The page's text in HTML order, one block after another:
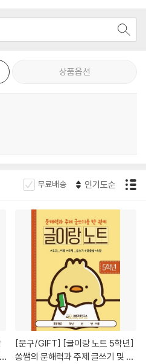
상품옵션
무료배송 인기도순
[문구/GIFT]
쏭쌤의 문해력과 주제 글쓰기 및 교